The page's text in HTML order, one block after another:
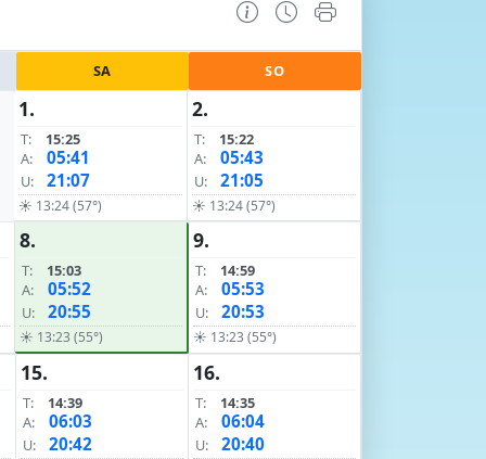
SA SO
1.
T:
15:25
A:
05:41
U: 21:07
☀ 13:24 (57°)
2.
T:
15:22
A:
05:43
U: 21:05
☀ 13:24 (57°)
8.
T:
15:03
A:
05:52
U: 20:55
☀ 13:23 (55°)
9.
T:
14:59
A:
05:53
U: 20:53
☀ 13:23 (55°)
15.
T:
14:39
A:
06:03
U: 20:42
16.
T:
14:35
A:
06:04
U: 20:40